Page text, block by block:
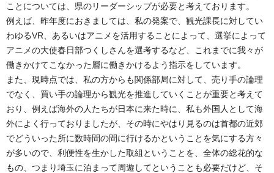
ことについては、県のリーダーシップが必要と考えております。
例えば、昨年度におきましては、私の発案で、観光課長に対してい
わゆるVR、あるいはアニメを活用することによって、選挙によって
アニメの大使春日部つくしさんを選考するなど、これまでに我々が
働きかけてこなかった層に働きかけるよう指示をしています。
また、現時点では、私の方からも関係部局に対して、売り手の論理
でなく、買い手の論理から観光を推進していくことが重要と考えて
おり、例えば海外の人たちが日本に来た時に、私も外国人として海
外によく行っておりましたが、その時にやはり見るのは首都の近郊
でどういった所に数時間の間に行けるかということを気にする方々
が多いので、利便性を生かした取組ということを、全体の総花的な
もの、つまり埼玉に泊まって周遊してということも必要だけど、そ